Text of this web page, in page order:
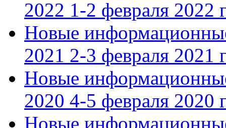
2022 1-2 февраля 2022
Новые
2021 2-3 февраля 2021
Новые
2020 4-5 февраля 2020
Новые